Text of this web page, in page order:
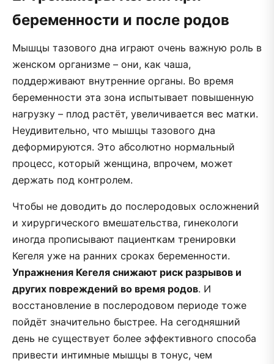
беременности и после родов
Мышцы тазового дна играют очень важную роль в
женском организме – они, как чаша,
поддерживают внутренние органы. Во время
беременности эта зона испытывает повышенную
нагрузку – плод растёт, увеличивается вес матки.
Неудивительно, что мышцы тазового дна
деформируются. Это абсолютно нормальный
процесс, который женщина, впрочем, может
держать под контролем.
Чтобы не доводить до послеродовых осложнений
и хирургического вмешательства, гинекологи
иногда прописывают пациенткам тренировки
Кегеля уже на ранних сроках беременности.
Упражнения Кегеля снижают риск разрывов и
других повреждений во время родов. И
восстановление в послеродовом периоде тоже
пойдёт значительно быстрее. На сегодняшний
день не существует более эффективного способа
привести интимные мышцы в тонус, чем